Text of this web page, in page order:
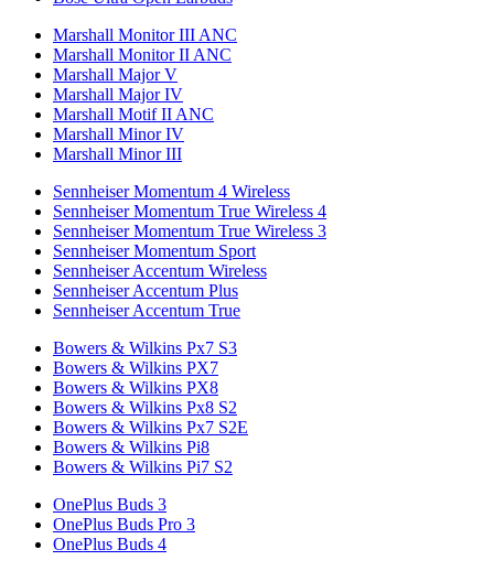
Marshall Monitor III ANC
Marshall Monitor II ANC
Marshall Major V
Marshall Major IV
Marshall Motif II ANC
Marshall Minor IV
Marshall Minor III
Sennheiser Momentum 4 Wireless
Sennheiser Momentum True Wireless 4
Sennheiser Momentum True Wireless 3
Sennheiser Momentum Sport
Sennheiser Accentum Wireless
Sennheiser Accentum Plus
Sennheiser Accentum True
Bowers & Wilkins Px7 S3
Bowers & Wilkins PX7
Bowers & Wilkins PX8
Bowers & Wilkins Px8 S2
Bowers & Wilkins Px7 S2E
Bowers & Wilkins Pi8
Bowers & Wilkins Pi7 S2
OnePlus Buds 3
OnePlus Buds Pro 3
OnePlus Buds 4